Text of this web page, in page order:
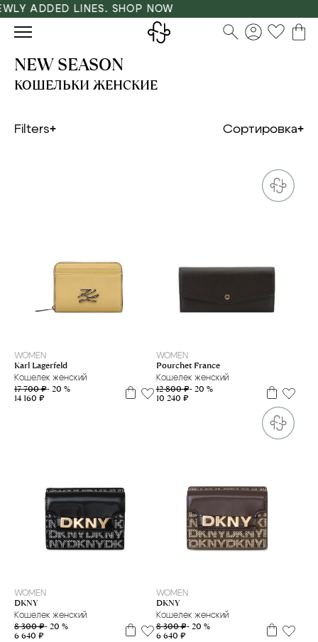
ADDED LINES. SHOP NOW
NEW SEASON
КОШЕЛЬКИ ЖЕНСКИЕ
Filters Сортировка
WOMEN
Karl Lagerfeld
Кошелек женский
17 700 ₽- 20 %
14 160 ₽
WOMEN
Pourchet France
Кошелек женский
12 800 ₽- 20 %
10 240 ₽
WOMEN
DKNY
Кошелек женский
8 300 ₽- 20 %
6 640 ₽
WOMEN
DKNY
Кошелек женский
8 300 ₽- 20 %
6 640 ₽